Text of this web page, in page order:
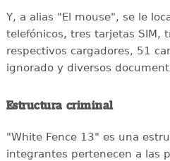
Y, a alias "El mouse", se le
telefónicos, tres tarjetas SIM,
respectivos cargadores, 51
ignorado y diversos
Estructura criminal
"White Fence 13" es una
integrantes pertenecen a las